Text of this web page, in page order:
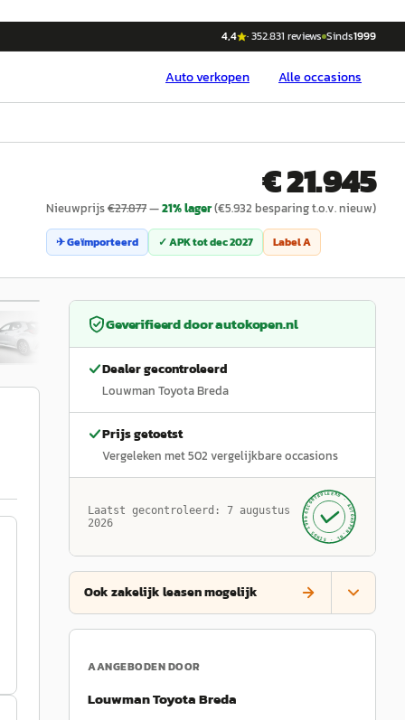
4,4 ·352.831 reviews Sinds1999
Autoverkopen Alle occasions
€ 21.945
Nieuwprijs€27.877—21% lager(€5.932 besparing t.o.v. nieuw)
✈ Geïmporteerd ✓ APK totdec 2027 LabelA
/39
Geverifieerd doorautokopen.nl
Dealer gecontroleerd
Louwman Toyota Breda
Prijs getoetst
Vergeleken met502 vergelijkbare occasions
Laatst gecontroleerd: 7 augustus
2026
GECONTROLEERD ·
AUTOKOPEN.NL
· SINDS 1999 ·
Ook zakelijk leasen mogelijk
AANGEBODEN DOOR
Louwman Toyota Breda